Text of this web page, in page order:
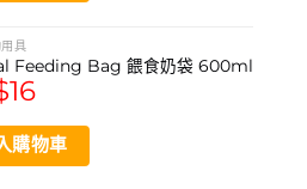
具
Feeding Bag 餵食奶袋 600ml
16
購物車